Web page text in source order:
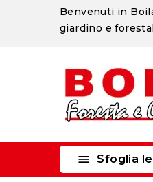
Benvenuti in
giardino e
 Sfoglia